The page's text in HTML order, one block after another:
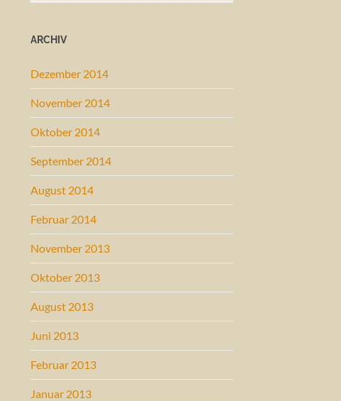
ARCHIV
Dezember 2014
November 2014
Oktober 2014
September 2014
August 2014
Februar 2014
November 2013
Oktober 2013
August 2013
Juni 2013
Februar 2013
Januar 2013